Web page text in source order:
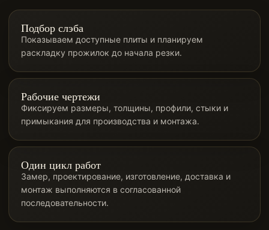
Подбор слэба
Показываем доступные плиты и планируем
раскладку прожилок до начала резки.
Рабочие чертежи
Фиксируем размеры, толщины, профили, стыки и
примыкания для производства и монтажа.
Один цикл работ
Замер, проектирование, изготовление, доставка и
монтаж выполняются в согласованной
последовательности.